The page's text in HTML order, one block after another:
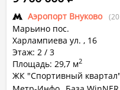
Аэропорт Внуково
Марьино пос.
Харлампиева ул. , 16
Этаж: 2 / 3
Площадь: 29,7 м2
ЖК "Спортивный квартал"